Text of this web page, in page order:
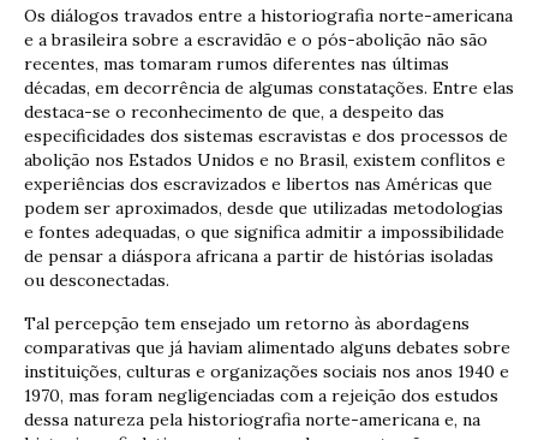
Os diálogos travados entre a historiografia norte-americana
e a brasileira sobre a escravidão e o pós-abolição não são
recentes, mas tomaram rumos diferentes nas últimas
décadas, em decorrência de algumas constatações. Entre elas
destaca-se o reconhecimento de que, a despeito das
especificidades dos sistemas escravistas e dos processos de
abolição nos Estados Unidos e no Brasil, existem conflitos e
experiências dos escravizados e libertos nas Américas que
podem ser aproximados, desde que utilizadas metodologias
e fontes adequadas, o que significa admitir a impossibilidade
de pensar a diáspora africana a partir de histórias isoladas
ou desconectadas.
Tal percepção tem ensejado um retorno às abordagens
comparativas que já haviam alimentado alguns debates sobre
instituições, culturas e organizações sociais nos anos 1940 e
1970, mas foram negligenciadas com a rejeição dos estudos
dessa natureza pela historiografia norte-americana e, na